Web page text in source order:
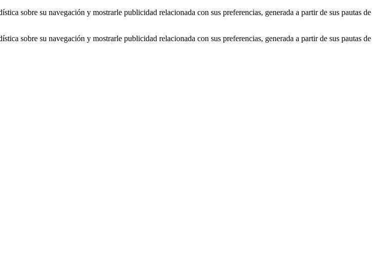
sobre su navegación y mostrarle publicidad relacionada con sus preferencias, generada a partir de sus pautas de
sobre su navegación y mostrarle publicidad relacionada con sus preferencias, generada a partir de sus pautas de